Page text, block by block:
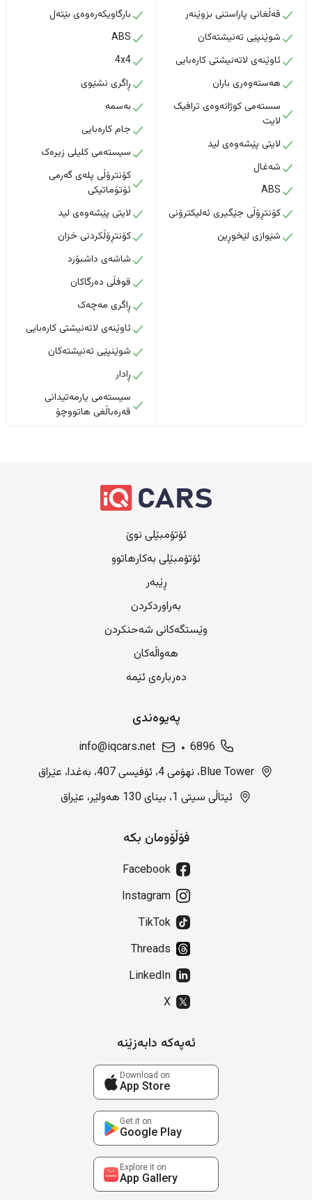
قەڵغانی پاراستنی بزوێنەر
شوێنپێی تەنیشتەکان
ئاوێنەی لاتەنیشتی کارەبایی
هەستەوەری باران
سستەمی کوژانەوەی ترافیک
لایت
لایتی پێشەوەی لید
شەغال
ABS
کۆنتڕۆڵی جێگیری ئەلیکترۆنی
شێوازی لێخوڕین
بارگاویکەرەوەی بێتەل
ABS
4x4
ڕاگری نشێوی
بەسمە
جام کارەبایی
سیستەمی کلیلی زیرەک
کۆنترۆڵی پلەی گەرمی
ئۆتۆماتیکی
لایتی پێشەوەی لید
کۆنتڕۆڵکردنی خزان
شاشەی داشبۆرد
قوفڵی دەرگاکان
ڕاگری مەچەک
ئاوێنەی لاتەنیشتی کارەبایی
شوێنپێی تەنیشتەکان
ڕادار
سیستەمی یارمەتیدانی
قەرەباڵغی هاتووچۆ
ئۆتۆمبێلی نوێ
ئۆتۆمبێلی بەکارهاتوو
ڕێبەر
بەراوردکردن
وێستگەکانی شەحنکردن
هەواڵەکان
دەربارەی ئێمە
پەیوەندی
6896
info@iqcars.net
Blue Tower، نهۆمی 4، ئۆفیسی 407، بەغدا، عێراق
ئیتاڵی سیتی 1، بینای 130 هەولێر، عێراق
فۆڵۆومان بکە
Facebook
Instagram
TikTok
Threads
LinkedIn
X
ئەپەکە دابەزێنە
Download on
App Store
Get it on
Google Play
Explore it on
App Gallery